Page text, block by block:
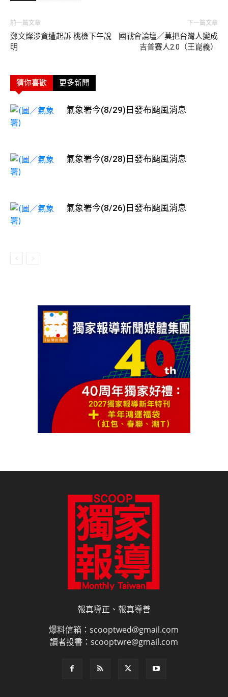
前一篇文章
鄭文燦涉貪遭起訴 桃檢下午說
明
下一篇文章
國戰會論壇／莫把台灣人變成
吉普賽人2.0（王崑義）
猜你喜歡 更多新聞
氣象署今(8/29)日發布颱風消息
氣象署今(8/28)日發布颱風消息
氣象署今(8/26)日發布颱風消息
報真導正、報真導善
爆料信箱：scooptwed@gmail.com
讀者投書：scooptwre@gmail.com